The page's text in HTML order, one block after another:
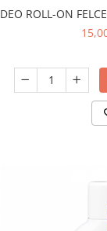
DEO ROLL-ON